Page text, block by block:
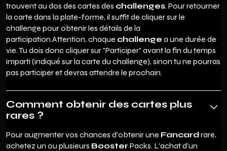
trouvent au dos des cartes des challenges. Pour retourner
la carte dans la plate-forme, il suffit de cliquer sur le
challenge pour obtenir les détails de la
participation.Attention, chaque challenge a une durée de
vie. Tu dois donc cliquer sur "Participer" avant la fin du temps
imparti (indiqué sur la carte du challenge), sinon tu ne pourras
pas participer et devras attendre le prochain.
Comment obtenir des cartes plus
rares ?
Pour augmenter vos chances d'obtenir une Fancardrare,
achetez un ou plusieurs Booster Packs. L'achat d'un